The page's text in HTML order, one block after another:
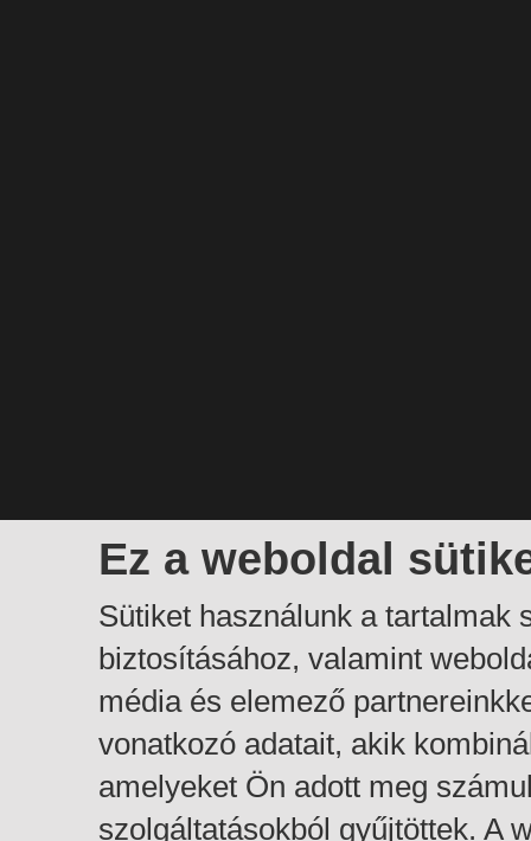
Ez a weboldal
Sütiket használunk a tartalmak
biztosításához, valamint
média és elemező
vonatkozó adatait, akik
amelyeket Ön adott meg
szolgáltatásokból gyűjtöttek. A